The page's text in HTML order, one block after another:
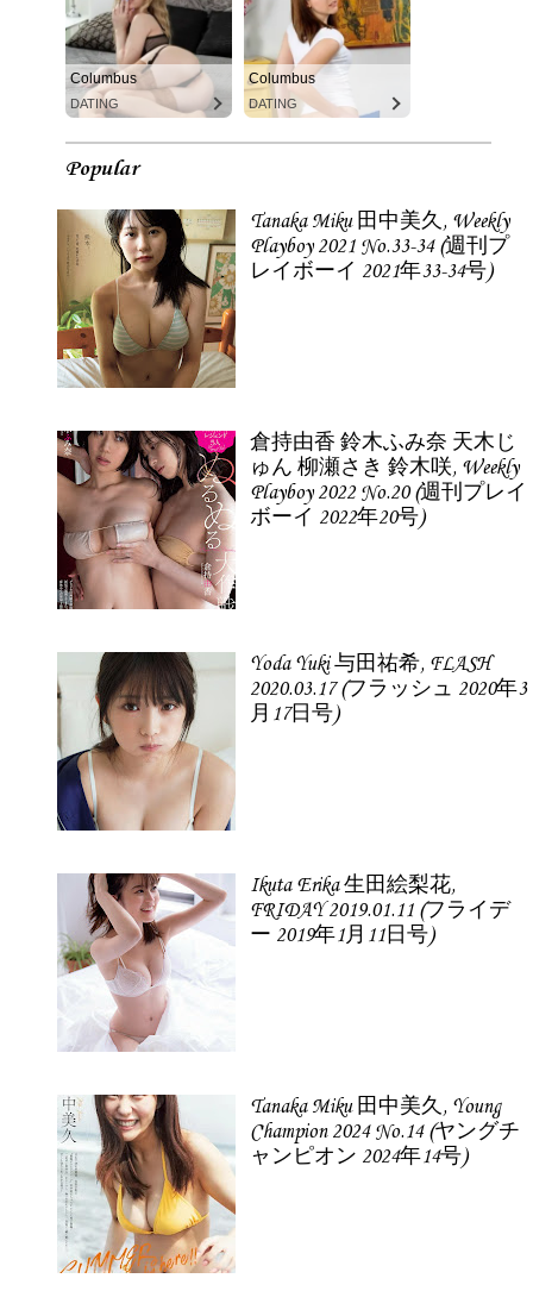
Columbus
DATING
Columbus
DATING
Popular
Tanaka Miku 田中美久, Weekly
Playboy 2021 No.33-34 (週刊プ
レイボーイ 2021年33-34号)
倉持由香 鈴木ふみ奈 天木じ
ゅん 柳瀬さき 鈴木咲, Weekly
Playboy 2022 No.20 (週刊プレイ
ボーイ 2022年20号)
Yoda Yuki 与田祐希, FLASH
2020.03.17 (フラッシュ 2020年3
月17日号)
Ikuta Erika 生田絵梨花,
FRIDAY 2019.01.11 (フライデ
ー 2019年1月11日号)
Tanaka Miku 田中美久, Young
Champion 2024 No.14 (ヤングチ
ャンピオン 2024年14号)